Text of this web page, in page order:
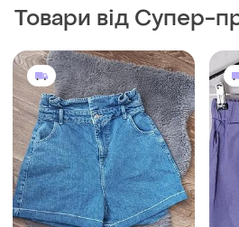
Товари від Супер-